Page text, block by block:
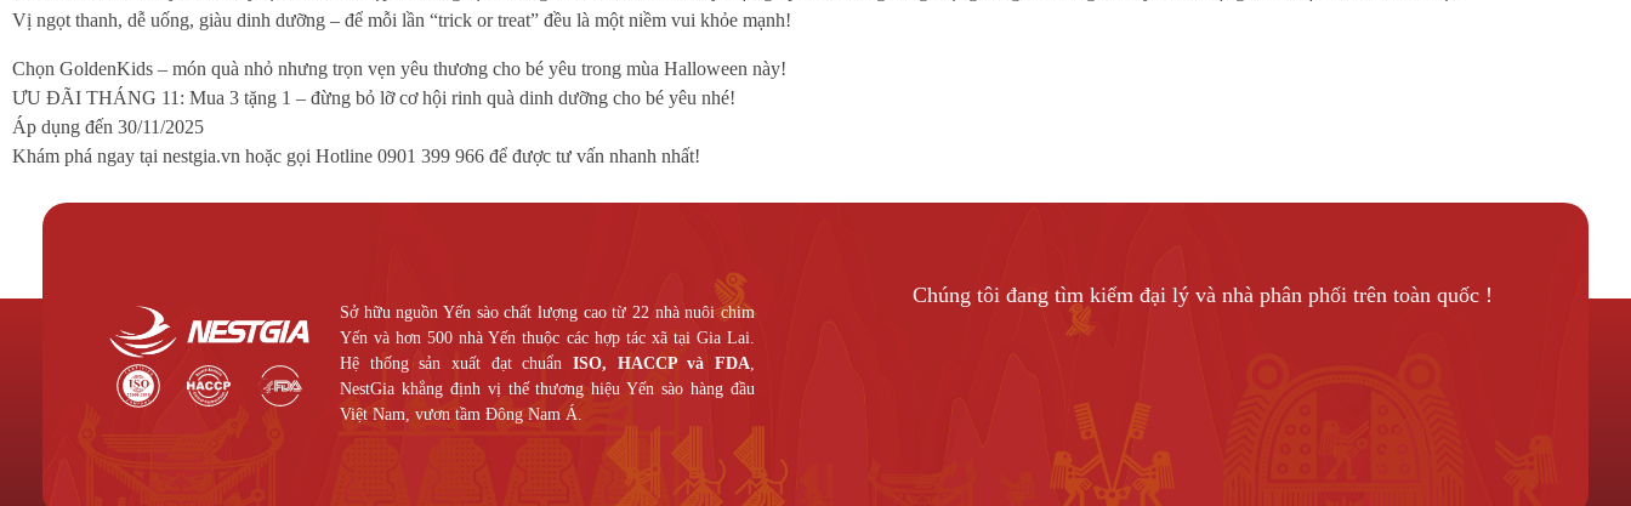
Vị ngọt thanh, dễ uống, giàu dinh dưỡng – để mỗi lần “trick or treat” đều là một niềm vui khỏe mạnh!
Chọn GoldenKids – món quà nhỏ nhưng trọn vẹn yêu thương cho bé yêu trong mùa Halloween này!
ƯU ĐÃI THÁNG 11: Mua 3 tặng 1 – đừng bỏ lỡ cơ hội rinh quà dinh dưỡng cho bé yêu nhé!
Áp dụng đến 30/11/2025
Khám phá ngay tại nestgia.vn hoặc gọi Hotline 0901 399 966 để được tư vấn nhanh nhất!
Sở hữu nguồn Yến sào chất lượng cao từ 22 nhà nuôi chim
Yến và hơn 500 nhà Yến thuộc các hợp tác xã tại Gia Lai.
Hệ thống sản xuất đạt chuẩn ISO, HACCP và FDA,
NestGia khẳng định vị thế thương hiệu Yến sào hàng đầu
Việt Nam, vươn tầm Đông Nam Á.
Chúng tôi đang tìm kiếm đại lý và nhà phân phối trên toàn quốc !
Liên hệ làm đại lý !